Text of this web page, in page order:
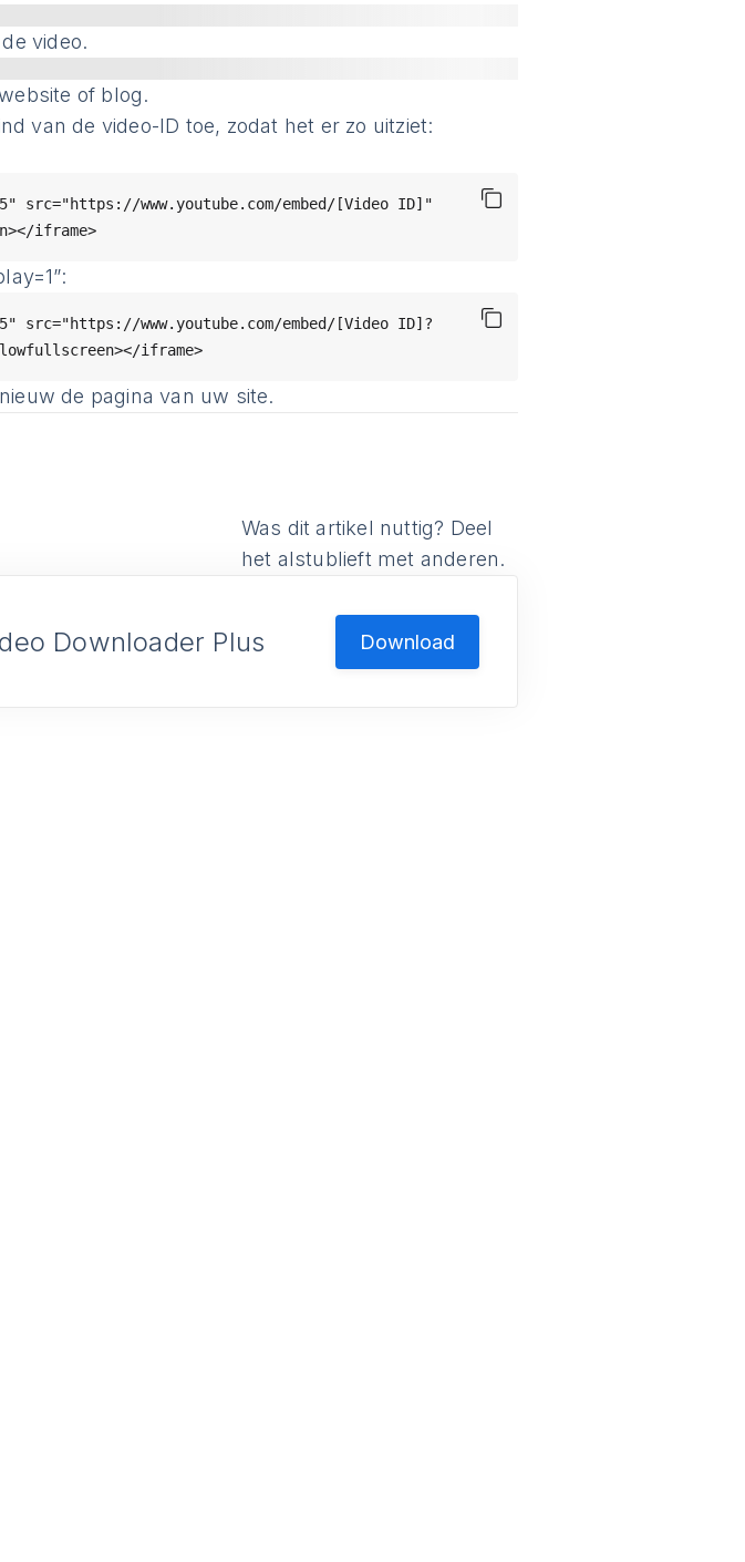
video.
of blog.
van de video-ID toe, zodat het er zo uitziet:
src="https://www.youtube.com/embed/[Video ID]"
frameborder="0" allowfullscreen></iframe>
src="https://www.youtube.com/embed/[Video ID]?
autoplay=1" frameborder="0" allowfullscreen></iframe>
de pagina van uw site.
Was dit artikel nuttig? Deel
het alstublieft met anderen.
Downloader Plus Download